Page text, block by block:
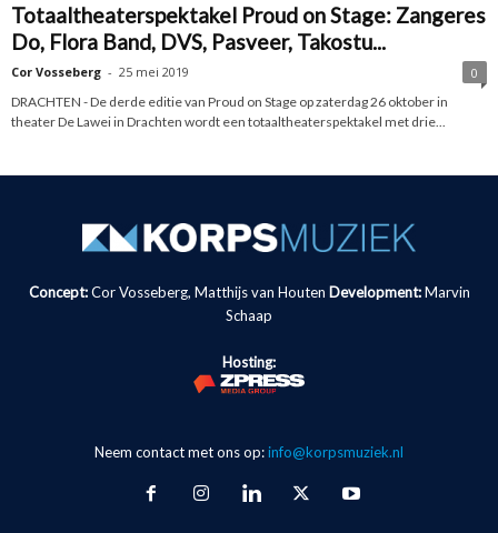
Totaaltheaterspektakel Proud on Stage: Zangeres
Do, Flora Band, DVS, Pasveer, Takostu...
Cor Vosseberg - 25 mei 2019
0
DRACHTEN - De derde editie van Proud on Stage op zaterdag 26 oktober in
theater De Lawei in Drachten wordt een totaaltheaterspektakel met drie...
Concept:Cor Vosseberg, Matthijs van Houten Development: Marvin
Schaap
Hosting:
Neem contact met ons op:info@korpsmuziek.nl